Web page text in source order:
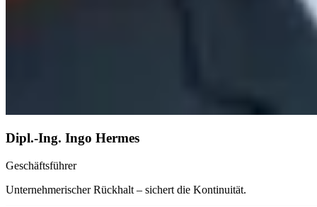
Dipl.-Ing. Ingo Hermes
Geschäftsführer
Unternehmerischer Rückhalt – sichert die Kontinuität.